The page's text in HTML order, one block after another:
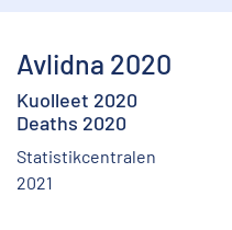
Selaa
Avlidna 2020
Kuolleet 2020
Deaths 2020
Statistikcentralen
2021